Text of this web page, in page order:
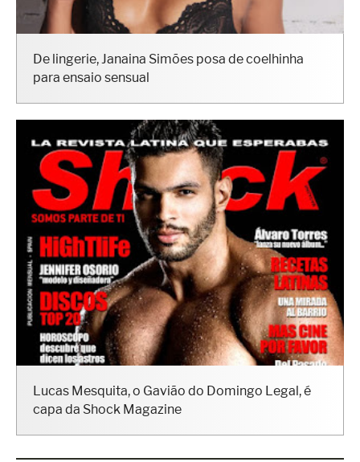
De lingerie, Janaina Simões posa de coelhinha
para ensaio sensual
Lucas Mesquita, o Gavião do Domingo Legal, é
capa da Shock Magazine